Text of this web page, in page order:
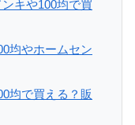
キや100均で買
均やホームセン
均で買える？販